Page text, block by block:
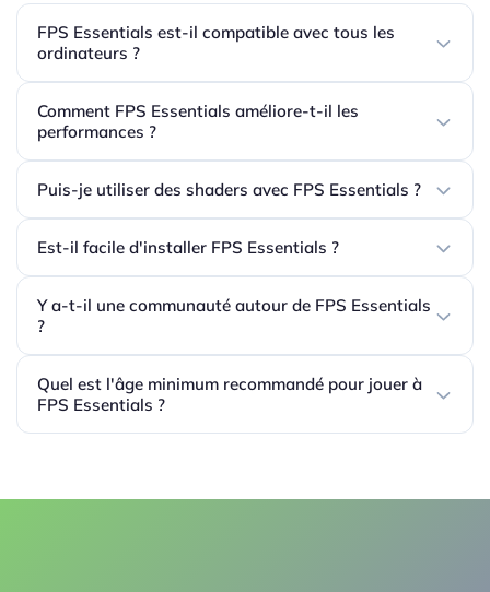
FPS Essentials est-il compatible avec tous les
ordinateurs ?
Comment FPS Essentials améliore-t-il les
performances ?
Puis-je utiliser des shaders avec FPS Essentials ?
Est-il facile d'installer FPS Essentials ?
Y a-t-il une communauté autour de FPS Essentials
?
Quel est l'âge minimum recommandé pour jouer à
FPS Essentials ?